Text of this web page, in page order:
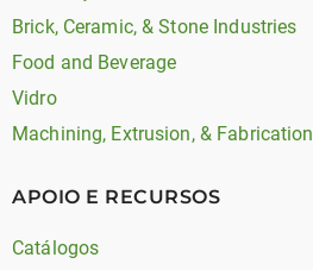
Brick, Ceramic, & Stone Industries
Food and Beverage
Vidro
Machining, Extrusion, & Fabrication
APOIO E RECURSOS
Catálogos